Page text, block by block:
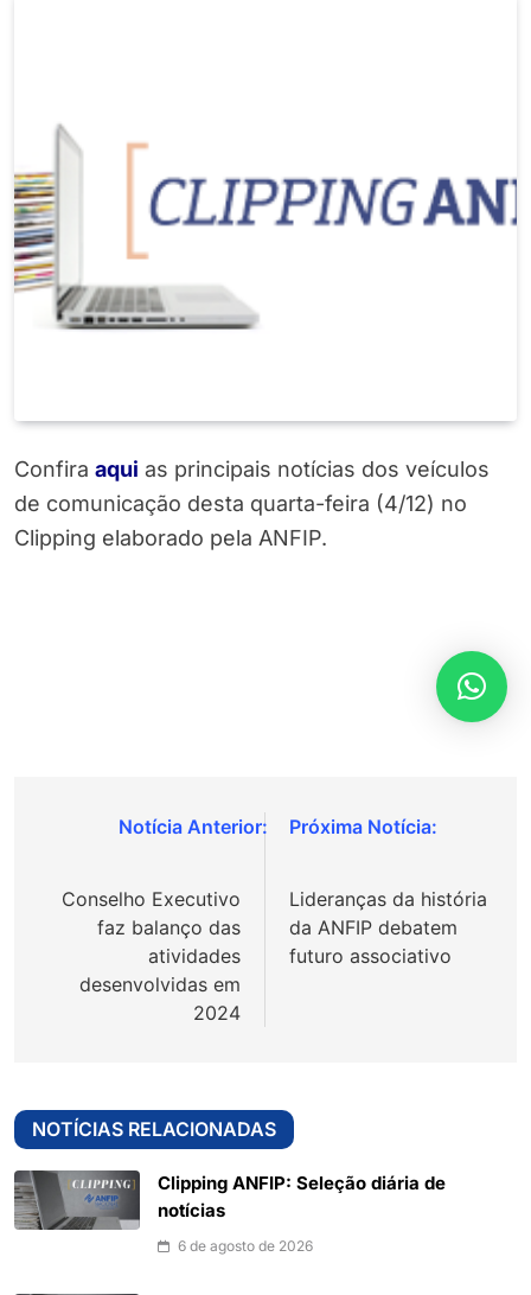
Confira aqui as principais notícias dos veículos
de comunicação desta quarta-feira (4/12) no
Clipping elaborado pela ANFIP.
Navegação
Post
Conselho Executivo
faz balanço das
atividades
desenvolvidas em
2024
Lideranças da história
da ANFIP debatem
futuro associativo
NOTÍCIAS RELACIONADAS
Clipping ANFIP: Seleção diária de
notícias
6 de agosto de 2026